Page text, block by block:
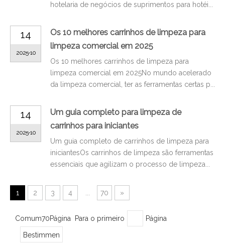
hotelaria de negócios de suprimentos para hotéi...
14
2025-10
Os 10 melhores carrinhos de limpeza para
limpeza comercial em 2025
Os 10 melhores carrinhos de limpeza para
limpeza comercial em 2025No mundo acelerado
da limpeza comercial, ter as ferramentas certas p...
14
2025-10
Um guia completo para limpeza de
carrinhos para iniciantes
Um guia completo de carrinhos de limpeza para
iniciantesOs carrinhos de limpeza são ferramentas
essenciais que agilizam o processo de limpeza...
1 2 3 4 ... 70 »
Comum70Página Para o primeiro Página
Bestimmen